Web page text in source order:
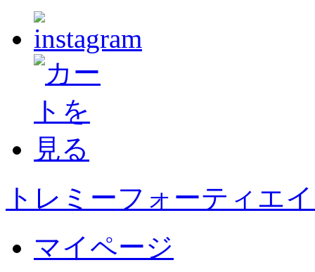
トレミーフォーティエ
マイページ